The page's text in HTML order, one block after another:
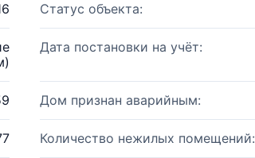
Статус объекта:
Дата постановки на учёт:
Дом признан аварийным:
Количество нежилых помещений: